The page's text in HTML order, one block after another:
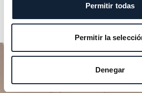
Permitir todas
Permitir la
Denegar